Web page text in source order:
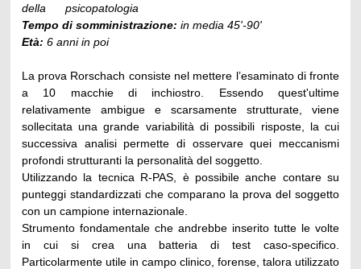
della psicopatologia
Tempo di somministrazione: in media 45'-90'
Età: 6 anni in poi
La prova Rorschach consiste nel mettere l’esaminato di fronte
a 10 macchie di inchiostro. Essendo quest'ultime
relativamente ambigue e scarsamente strutturate, viene
sollecitata una grande variabilità di possibili risposte, la cui
successiva analisi permette di osservare quei meccanismi
profondi strutturanti la personalità del soggetto.
Utilizzando la tecnica R-PAS, è possibile anche contare su
punteggi standardizzati che comparano la prova del soggetto
con un campione internazionale.
Strumento fondamentale che andrebbe inserito tutte le volte
in cui si crea una batteria di test caso-specifico.
Particolarmente utile in campo clinico, forense, talora utilizzato